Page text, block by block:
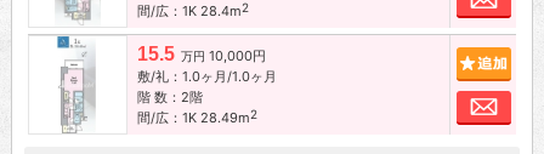
間/広：1K 28.4m2
15.5 万円 10,000円
敷/礼：1.0ヶ月/1.0ヶ月
階 数：2階
間/広：1K 28.49m2
お